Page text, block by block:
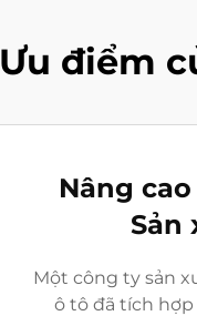
Ưu điểm
Nâng
Sản
Một công ty sản
ô tô đã tích hợp